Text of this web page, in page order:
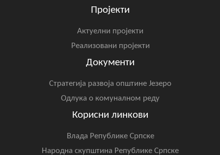
ОПШТИНСКА УПРАВА
ИНФО
Јавни позиви
Обавјештења
Заштита од пожара
Пројекти
Актуелни пројекти
Реализовани пројекти
Документи
Стратегија развоја општине Језеро
Одлука о комуналном реду
Корисни линкови
Влада Републике Српске
Народна скупштина Републике Српске